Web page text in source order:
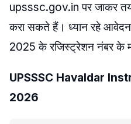
upsssc.gov.in पर जाकर
करा सकते हैं। ध्यान रहे
2025 के रजिस्ट्रेशन नंबर के
​UPSSSC Havaldar
2026